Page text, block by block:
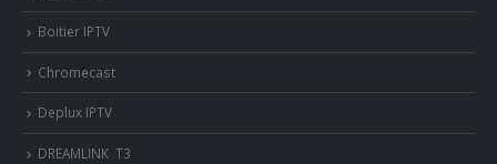
Boitier IPTV
Chromecast
Deplux IPTV
DREAMLINK T3